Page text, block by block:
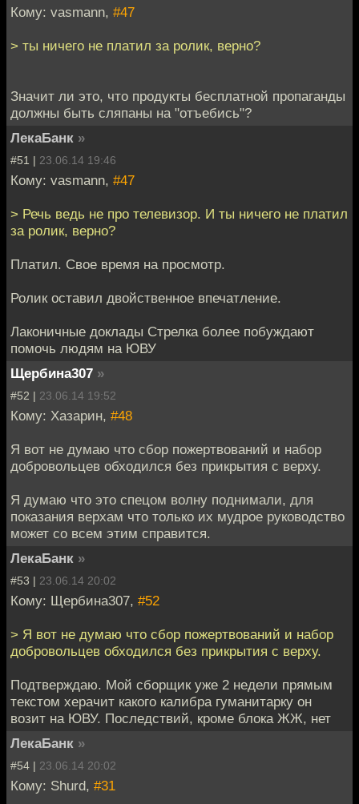
Кому: vasmann, #47
> ты ничего не платил за ролик, верно?
Значит ли это, что продукты бесплатной пропаганды
должны быть сляпаны на "отъебись"?
ЛекаБанк »
#51 | 23.06.14 19:46
Кому: vasmann, #47
> Речь ведь не про телевизор. И ты ничего не платил
за ролик, верно?
Платил. Свое время на просмотр.
Ролик оставил двойственное впечатление.
Лаконичные доклады Стрелка более побуждают
помочь людям на ЮВУ
Щербина307 »
#52 | 23.06.14 19:52
Кому: Хазарин, #48
Я вот не думаю что сбор пожертвований и набор
добровольцев обходился без прикрытия с верху.
Я думаю что это спецом волну поднимали, для
показания верхам что только их мудрое руководство
может со всем этим справится.
ЛекаБанк »
#53 | 23.06.14 20:02
Кому: Щербина307, #52
> Я вот не думаю что сбор пожертвований и набор
добровольцев обходился без прикрытия с верху.
Подтверждаю. Мой сборщик уже 2 недели прямым
текстом херачит какого калибра гуманитарку он
возит на ЮВУ. Последствий, кроме блока ЖЖ, нет
ЛекаБанк »
#54 | 23.06.14 20:02
Кому: Shurd, #31